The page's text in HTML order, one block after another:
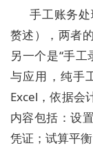
手工账务
赘述），两者
另一个是“手
与应用，纯手
Excel，依据会
内容包括：设
凭证；试算平